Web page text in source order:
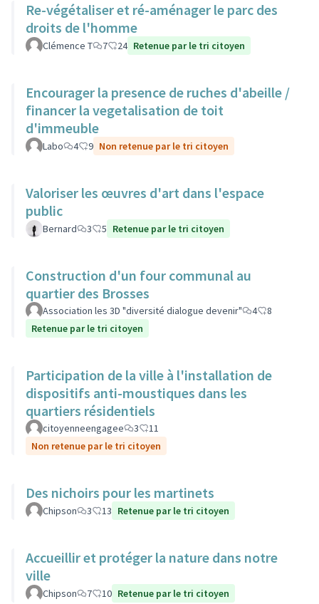
Re-végétaliser et ré-aménager le parc des
droits de l'homme
Clémence T 7 24 Retenue par le tri citoyen
Encourager la presence de ruches d'abeille /
financer la vegetalisation de toit
d'immeuble
Labo 4 9 Non retenue par le tri citoyen
Valoriser les œuvres d'art dans l'espace
public
Bernard 3 5 Retenue par le tri citoyen
Construction d'un four communal au
quartier des Brosses
Association les 3D "diversité dialogue devenir" 4
8
Retenue par le tri citoyen
Participation de la ville à l'installation de
dispositifs anti-moustiques dans les
quartiers résidentiels
citoyenneengagee 3
11
Non retenue par le tri citoyen
Des nichoirs pour les martinets
Chipson 3 13 Retenue par le tri citoyen
Accueillir et protéger la nature dans notre
ville
Chipson 7 10 Retenue par le tri citoyen